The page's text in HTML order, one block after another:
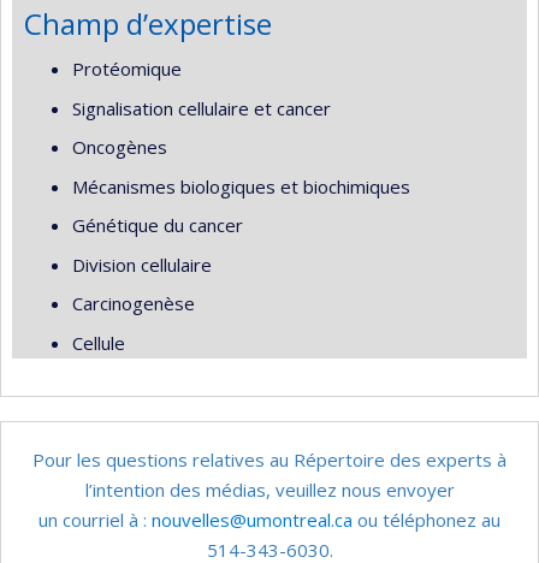
Champ d’expertise
Protéomique
Signalisation cellulaire et cancer
Oncogènes
Mécanismes biologiques et biochimiques
Génétique du cancer
Division cellulaire
Carcinogenèse
Cellule
Pour les questions relatives au Répertoire des experts à
l’intention des médias, veuillez nous envoyer
un courriel à : nouvelles@umontreal.ca ou téléphonez au
514-343-6030.